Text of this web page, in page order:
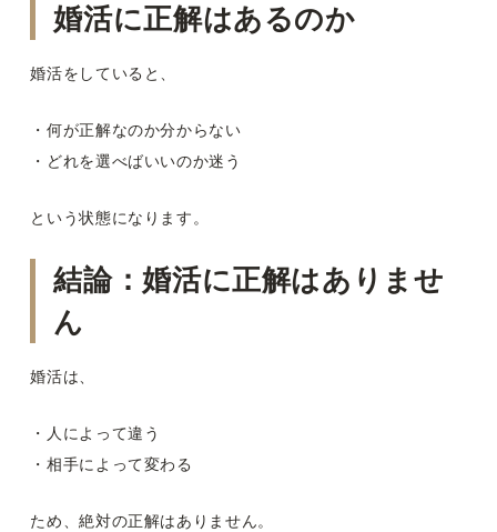
婚活に正解はあるのか
婚活をしていると、
・何が正解なのか分からない
・どれを選べばいいのか迷う
という状態になります。
結論：婚活に正解はありませ
ん
婚活は、
・人によって違う
・相手によって変わる
ため、絶対の正解はありません。